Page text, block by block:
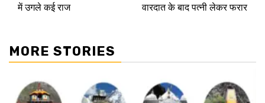
में उगले कई राज
वारदात के बाद पत्नी लेकर फरार
MORE STORIES